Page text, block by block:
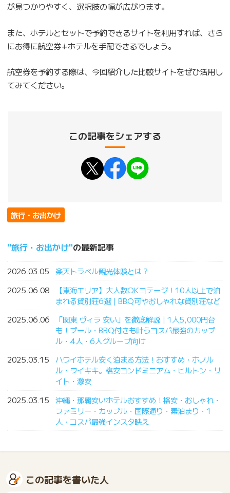
が見つかりやすく、選択肢の幅が広がります。
また、ホテルとセットで予約できるサイトを利用すれば、さら
にお得に航空券∔ホテルを手配できるでしょう。
航空券を予約する際は、今回紹介した比較サイトをぜひ活用し
てみてください。
この記事をシェアする
旅行・お出かけ
旅行・お出かけ の最新記事
2026.03.05
楽天トラベル観光体験とは？
2025.06.08
【東海エリア】大人数OKコテージ！10人以上で泊
まれる貸別荘6選｜BBQ可やおしゃれな貸別荘など
2025.06.06
「関東 ヴィラ 安い」を徹底解説｜1人5,000円台
も！プール・BBQ付きも叶うコスパ最強のカップ
ル・4人・6人グループ向け
2025.03.15
ハワイホテル安く泊まる方法！おすすめ・ホノル
ル・ワイキキ。格安コンドミニアム・ヒルトン・サ
イト・激安
2025.03.15
沖縄・那覇安いホテルおすすめ！格安・おしゃれ・
ファミリー・カップル・国際通り・素泊まり・1
人・コスパ最強インスタ映え
この記事を書いた人